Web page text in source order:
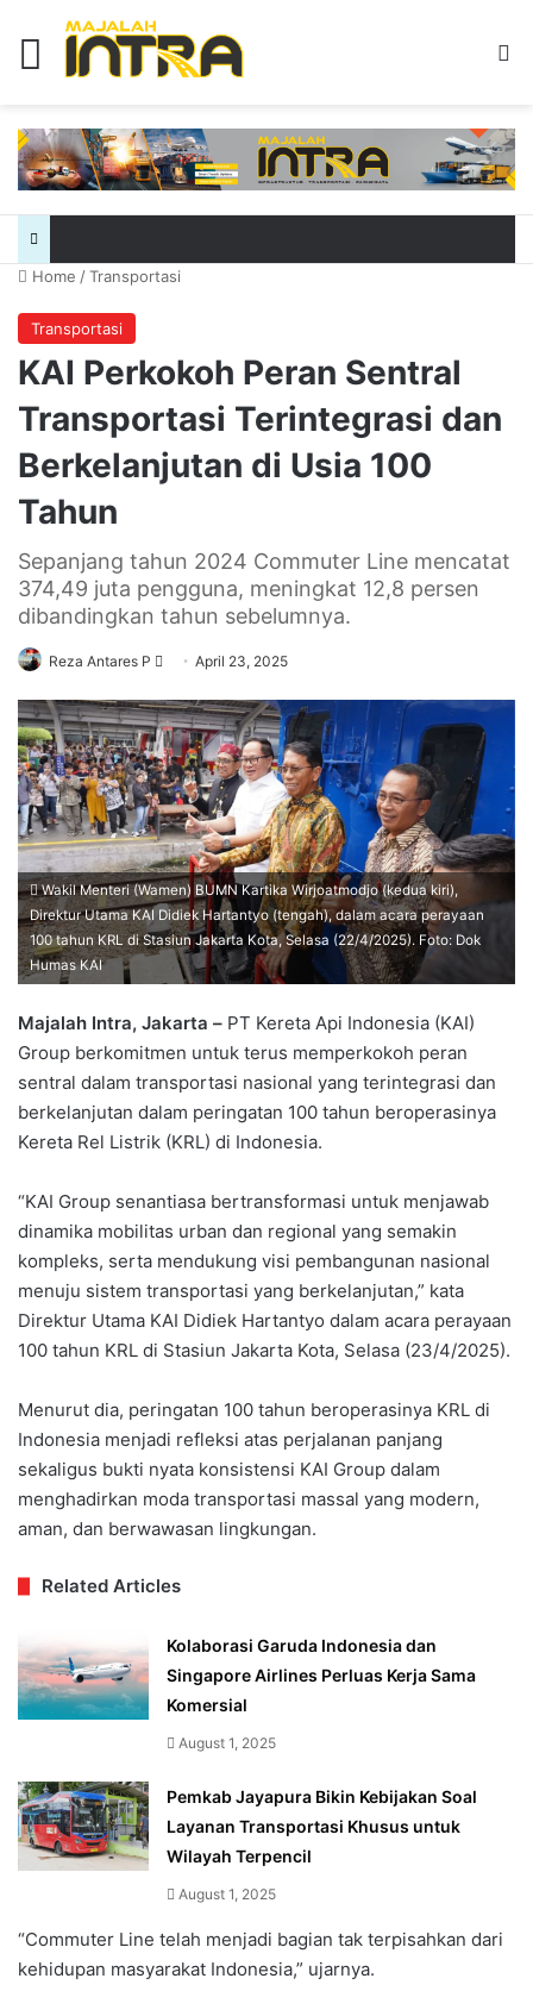
Menu
Home /Transportasi
Transportasi
KAI Perkokoh Peran Sentral
Transportasi Terintegrasi dan
Berkelanjutan di Usia 100
Tahun
Sepanjang tahun 2024 Commuter Line mencatat
374,49 juta pengguna, meningkat 12,8 persen
dibandingkan tahun sebelumnya.
Reza Antares P
Send
email
April 23, 2025
Wakil Menteri (Wamen) BUMN Kartika Wirjoatmodjo (kedua kiri),
Direktur Utama KAI Didiek Hartantyo (tengah), dalam acara perayaan
100 tahun KRL di Stasiun Jakarta Kota, Selasa (22/4/2025). Foto: Dok
Humas KAI
Majalah Intra, Jakarta – PT Kereta Api Indonesia (KAI)
Group berkomitmen untuk terus memperkokoh peran
sentral dalam transportasi nasional yang terintegrasi dan
berkelanjutan dalam peringatan 100 tahun beroperasinya
Kereta Rel Listrik (KRL) di Indonesia.
“KAI Group senantiasa bertransformasi untuk menjawab
dinamika mobilitas urban dan regional yang semakin
kompleks, serta mendukung visi pembangunan nasional
menuju sistem transportasi yang berkelanjutan,” kata
Direktur Utama KAI Didiek Hartantyo dalam acara perayaan
100 tahun KRL di Stasiun Jakarta Kota, Selasa (23/4/2025).
Menurut dia, peringatan 100 tahun beroperasinya KRL di
Indonesia menjadi refleksi atas perjalanan panjang
sekaligus bukti nyata konsistensi KAI Group dalam
menghadirkan moda transportasi massal yang modern,
aman, dan berwawasan lingkungan.
Related Articles
Kolaborasi Garuda Indonesia dan
Singapore Airlines Perluas Kerja Sama
Komersial
August 1, 2025
Pemkab Jayapura Bikin Kebijakan Soal
Layanan Transportasi Khusus untuk
Wilayah Terpencil
August 1, 2025
“Commuter Line telah menjadi bagian tak terpisahkan dari
kehidupan masyarakat Indonesia,” ujarnya.